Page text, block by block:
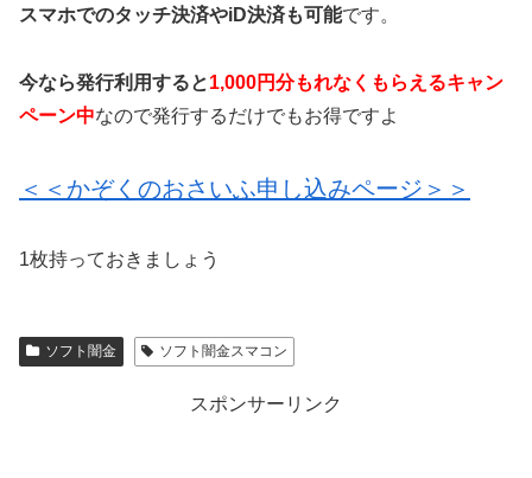
スマホでのタッチ決済やiD決済も可能です。
今なら発行利用すると1,000円分もれなくもらえるキャン
ペーン中なので発行するだけでもお得ですよ
＜＜かぞくのおさいふ申し込みページ＞＞
1枚持っておきましょう
ソフト闇金 ソフト闇金スマコン
スポンサーリンク